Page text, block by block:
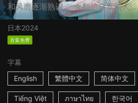
和风磨逐渐熟识。 ☆翻拍自泰国人...
日本2024
首集免费
字幕
English
繁體中文 简体中文
Tiếng Việt ภาษาไทย 한국어